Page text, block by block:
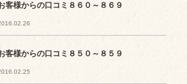
客様からの口コミ８６０～８６９
客様からの口コミ８５０～８５９